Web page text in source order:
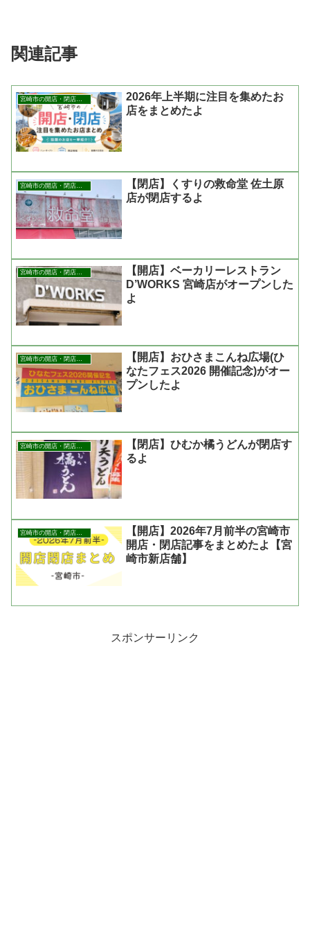
関連記事
2026年上半期に注目を集めたお
店をまとめたよ
【閉店】くすりの救命堂 佐土原
店が閉店するよ
宮崎市の開店・閉店まとめ
【開店】ベーカリーレストラン
D’WORKS 宮崎店がオープンした
よ
宮崎市の開店・閉店まとめ
【開店】おひさまこんね広場(ひ
なたフェス2026 開催記念)がオー
プンしたよ
【閉店】ひむか橘うどんが閉店す
るよ
【開店】2026年7月前半の宮崎市
開店・閉店記事をまとめたよ【宮
崎市新店舗】
スポンサーリンク